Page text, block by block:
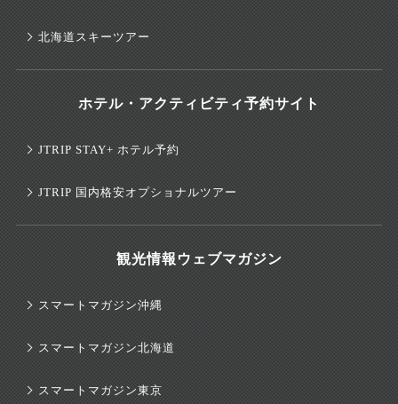
北海道スキーツアー
ホテル・アクティビティ予約サイト
JTRIP STAY+ ホテル予約
JTRIP 国内格安オプショナルツアー
観光情報ウェブマガジン
スマートマガジン沖縄
スマートマガジン北海道
スマートマガジン東京